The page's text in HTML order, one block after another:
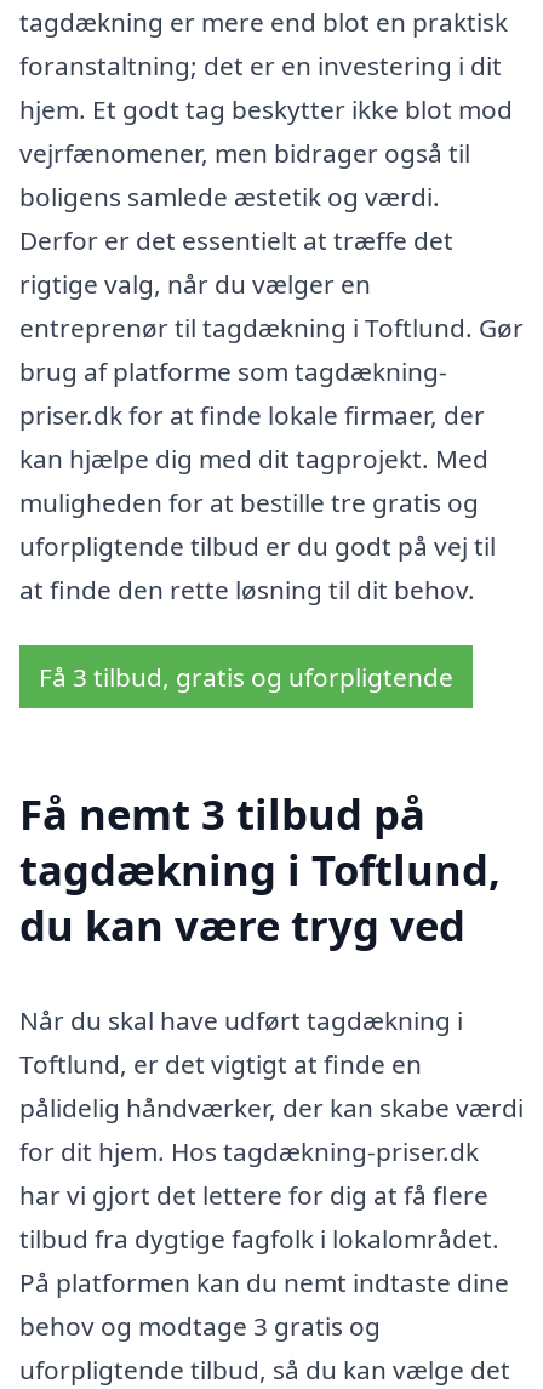
tagdækning er mere end blot en praktisk
foranstaltning; det er en investering i dit
hjem. Et godt tag beskytter ikke blot mod
vejrfænomener, men bidrager også til
boligens samlede æstetik og værdi.
Derfor er det essentielt at træffe det
rigtige valg, når du vælger en
entreprenør til tagdækning i Toftlund. Gør
brug af platforme som tagdækning-
priser.dk for at finde lokale firmaer, der
kan hjælpe dig med dit tagprojekt. Med
muligheden for at bestille tre gratis og
uforpligtende tilbud er du godt på vej til
at finde den rette løsning til dit behov.
Få 3 tilbud, gratis og uforpligtende
Få nemt 3 tilbud på
tagdækning i Toftlund,
du kan være tryg ved
Når du skal have udført tagdækning i
Toftlund, er det vigtigt at finde en
pålidelig håndværker, der kan skabe værdi
for dit hjem. Hos tagdækning-priser.dk
har vi gjort det lettere for dig at få flere
tilbud fra dygtige fagfolk i lokalområdet.
På platformen kan du nemt indtaste dine
behov og modtage 3 gratis og
uforpligtende tilbud, så du kan vælge det